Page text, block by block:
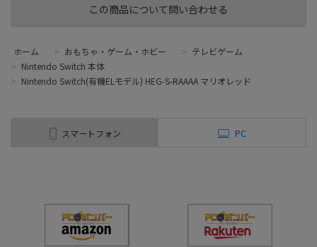
この商品について問い合わせる
ホーム > おもちゃ・ゲーム・ホビー > テレビゲーム
> Nintendo Switch 本体
> Nintendo Switch(有機ELモデル) HEG-S-RAAAA マリオレッド
スマートフォン PC